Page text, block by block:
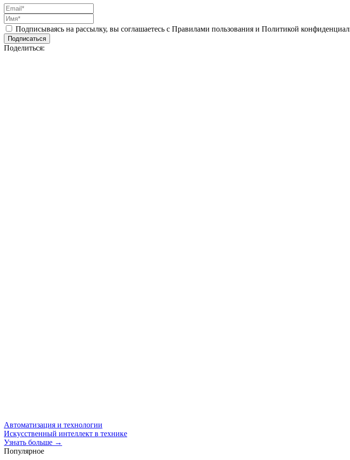
Подписываясь на рассылку, вы соглашаетесь с Правилами пользования и Политикой
Подписаться
Поделиться:
Автоматизация и технологии
Искусственный интеллект в технике
Узнать больше →
Популярное